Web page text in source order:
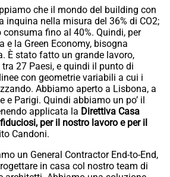
che il mondo del building con
inquina nella misura del 36% di CO2;
consuma fino al 40%. Quindi, per
e la Green Economy, bisogna
È stato fatto un grande lavoro,
27 Paesi, e quindi il punto di
con geometrie variabili a cui i
Abbiamo aperto a Lisbona, a
e Parigi. Quindi abbiamo un po’ il
applicata la Direttiva Casa
per il nostro lavoro e per il
Candoni.
un General Contractor End-to-End,
in casa col nostro team di